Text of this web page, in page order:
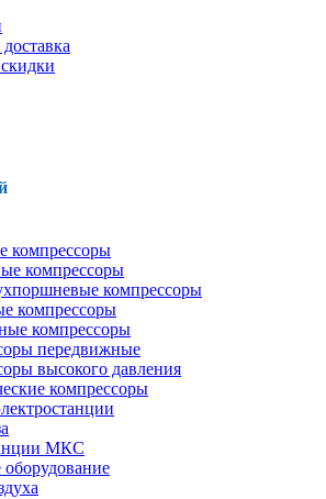
компрессоры
компрессоры
компрессоры
компрессоры
компрессоры
передвижные
высокого давления
компрессоры
МКС